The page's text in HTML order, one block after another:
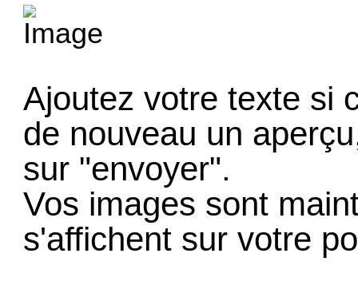
Ajoutez votre texte si
de nouveau un
sur "envoyer".
Vos images sont
s'affichent sur votre